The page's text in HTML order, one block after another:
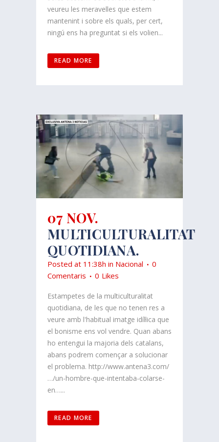
veureu les meravelles que estem
mantenint i sobre els quals, per cert,
ningú ens ha preguntat si els volien...
READ MORE
07 NOV.
MULTICULTURALITAT
QUOTIDIANA.
Posted at 11:38h in Nacional
0
Comentaris
0 Likes
Estampetes de la multiculturalitat
quotidiana, de les que no tenen res a
veure amb l'habitual imatge idíl·lica que
el bonisme ens vol vendre. Quan abans
ho entengui la majoria dels catalans,
abans podrem començar a solucionar
el problema. http://www.antena3.com/
…/un-hombre-que-intentaba-colarse-
en…...
READ MORE